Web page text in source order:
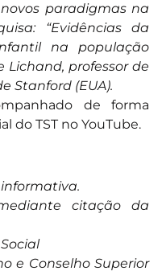
paradigmas na
“Evidências da
na população
Lichand, professor de
Stanford (EUA).
de forma
do TST no YouTube.
citação da
e Conselho Superior